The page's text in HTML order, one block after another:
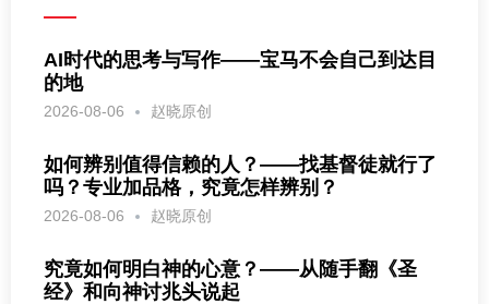
AI时代的思考与写作——宝马不会自己到达目
的地
2026-08-06 赵晓原创
如何辨别值得信赖的人？——找基督徒就行了
吗？专业加品格，究竟怎样辨别？
2026-08-06 赵晓原创
究竟如何明白神的心意？——从随手翻《圣
经》和向神讨兆头说起